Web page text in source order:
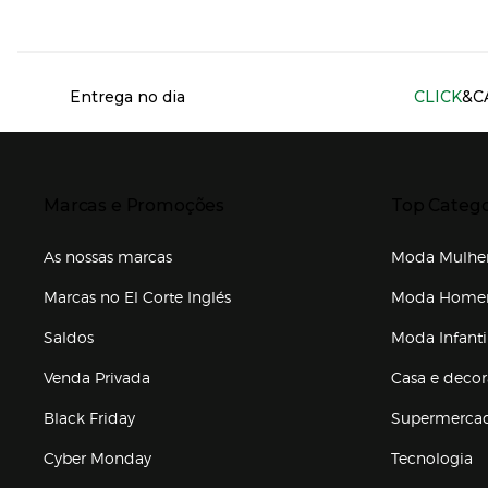
Entrega no dia CLICK
As nossas marcas
Marcas no El Corte Inglés
Saldos
Venda Privada
Black Friday
Cyber Monday
Moda
Moda
Moda
Casa e
Tecnologia